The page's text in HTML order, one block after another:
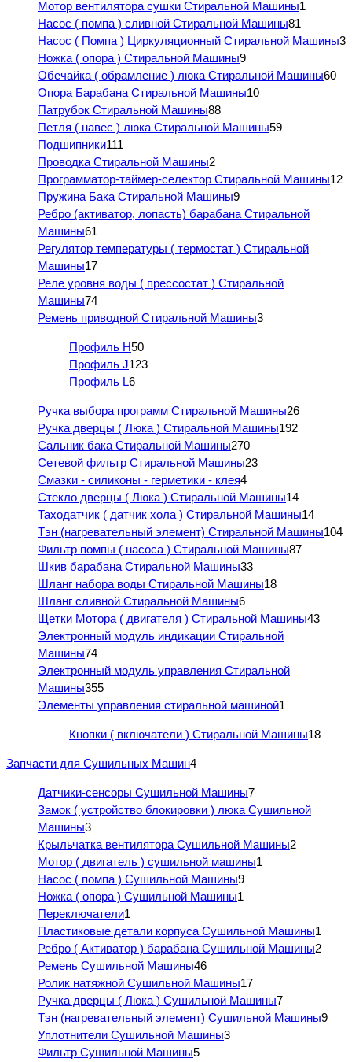
Мотор вентилятора сушки Стиральной Машины1
Насос ( помпа ) сливной Стиральной Машины81
Насос ( Помпа ) Циркуляционный Стиральной Машины3
Ножка ( опора ) Стиральной Машины9
Обечайка ( обрамление ) люка Стиральной Машины60
Опора Барабана Стиральной Машины10
Патрубок Стиральной Машины88
Петля ( навес ) люка Стиральной Машины59
Подшипники111
Проводка Стиральной Машины2
Программатор-таймер-селектор Стиральной Машины12
Пружина Бака Стиральной Машины9
Ребро (активатор, лопасть) барабана Стиральной
Машины61
Регулятор температуры ( термостат ) Стиральной
Машины17
Реле уровня воды ( прессостат ) Стиральной
Машины74
Ремень приводной Стиральной Машины3
Профиль H50
Профиль J123
Профиль L6
Ручка выбора программ Стиральной Машины26
Ручка дверцы ( Люка ) Стиральной Машины192
Сальник бака Стиральной Машины270
Сетевой фильтр Стиральной Машины23
Смазки - силиконы - герметики - клея4
Стекло дверцы ( Люка ) Стиральной Машины14
Таходатчик ( датчик хола ) Стиральной Машины14
Тэн (нагревательный элемент) Стиральной Машины104
Фильтр помпы ( насоса ) Стиральной Машины87
Шкив барабана Стиральной Машины33
Шланг набора воды Стиральной Машины18
Шланг сливной Стиральной Машины6
Щетки Мотора ( двигателя ) Стиральной Машины43
Электронный модуль индикации Стиральной
Машины74
Электронный модуль управления Стиральной
Машины355
Элементы управления стиральной машиной1
Кнопки ( включатели ) Стиральной Машины18
Запчасти для Сушильных Машин4
Датчики-сенсоры Сушильной Машины7
Замок ( устройство блокировки ) люка Сушильной
Машины3
Крыльчатка вентилятора Сушильной Машины2
Мотор ( двигатель ) сушильной машины1
Насос ( помпа ) Сушильной Машины9
Ножка ( опора ) Сушильной Машины1
Переключатели1
Пластиковые детали корпуса Сушильной Машины1
Ребро ( Активатор ) барабана Сушильной Машины2
Ремень Сушильной Машины46
Ролик натяжной Сушильной Машины17
Ручка дверцы ( Люка ) Сушильной Машины7
Тэн (нагревательный элемент) Сушильной Машины9
Уплотнители Сушильной Машины3
Фильтр Сушильной Машины5